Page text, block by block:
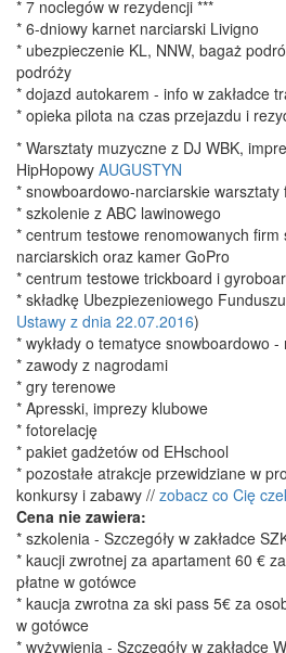
* 7 noclegów w rezydencji ***
* 6-dniowy karnet narciarski Livigno
* ubezpieczenie KL, NNW, bagaż
podróży
* dojazd autokarem - info w zakładce
* opieka pilota na czas przejazdu i
* Warsztaty muzyczne z DJ WBK,
HipHopowy AUGUSTYN
* snowboardowo-narciarskie warsztaty
* szkolenie z ABC lawinowego
* centrum testowe renomowanych firm
narciarskich oraz kamer GoPro
* centrum testowe trickboard i
* składkę Ubezpiezeniowego
Ustawy z dnia 22.07.2016)
* wykłady o tematyce snowboardowo -
* zawody z nagrodami
* gry terenowe
* Apresski, imprezy klubowe
* fotorelację
* pakiet gadżetów od EHschool
* pozostałe atrakcje przewidziane w
konkursy i zabawy // zobacz co Cię
Cena nie zawiera:
* szkolenia - Szczegóły w zakładce
* kaucji zwrotnej za apartament 60 €
płatne w gotówce
* kaucja zwrotna za ski pass 5€ za
w gotówce
* wyżywienia - Szczegóły w zakładce